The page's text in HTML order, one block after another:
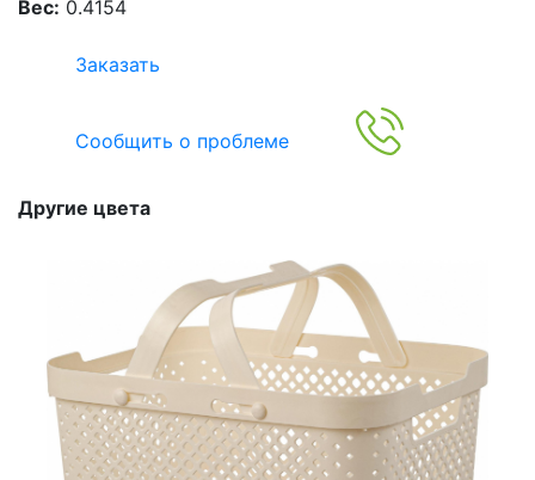
Вес: 0.4154
Заказать
Сообщить о проблеме
Другие цвета